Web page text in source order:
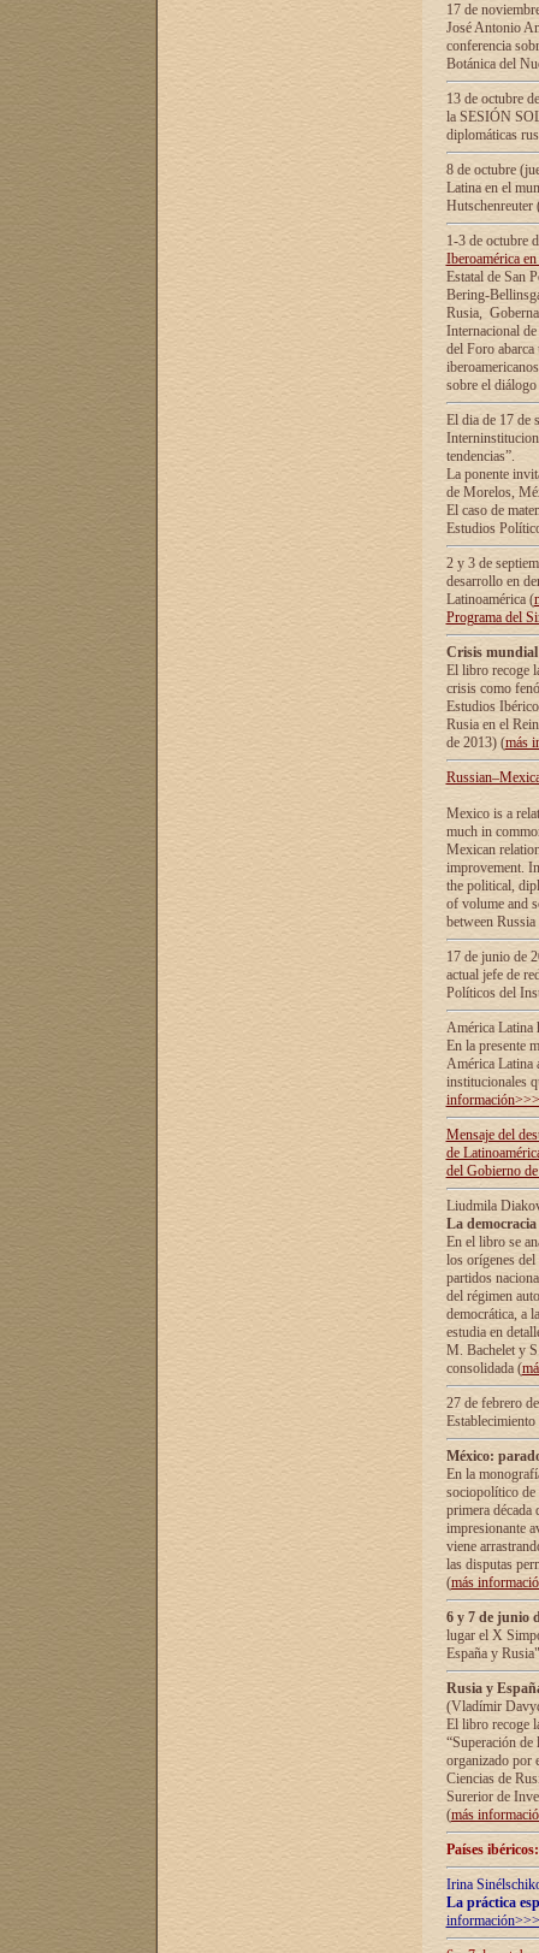
17 de
José Antonio
conferencia
Botánica del
13 de octubre
la SESIÓN
diplomáticas
8 de octubre
Latina en el
1-3 de octubre
Iberoamérica
Estatal de San
Bering-
Rusia,
Internacional
del Foro
sobre el
El dia de 17 de
tendencias”.
La ponente
de Morelos,
El caso de
Estudios
2 y 3 de
desarrollo en
Latinoamérica (
Programa del
Crisis
El libro recoge
crisis como
Estudios
Rusia en el
de 2013) (más
Mexico is a
much in
Mexican
improvement.
the political,
of volume and
between
17 de junio de
actual jefe de
Políticos del
América Latina
En la presente
América Latina
institucionales
información>>>
Mensaje del
de
del Gobierno
Liudmila
La
En el libro se
los orígenes
partidos
del régimen
democrática, а
estudia en
М. Bachelet у
consolidada (
27 de febrero
México:
En la
sociopolítico de
primera década
impresionante
viene
las disputas
(más
6 y 7 de junio
lugar el X
España y
Rusia y
(Vladímir
El libro recoge
“Superación
organizado por
Ciencias de
Surerior de
(más
Países
Irina
La práctica
información>>>